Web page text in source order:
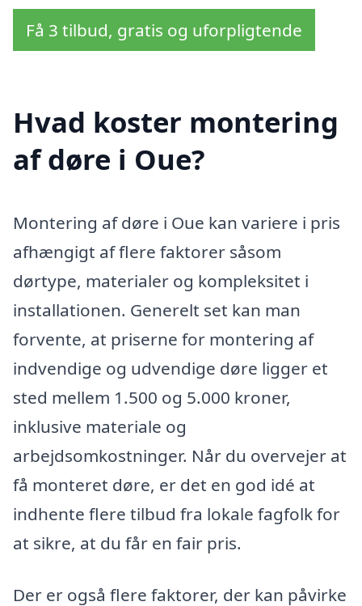
Få 3 tilbud, gratis og uforpligtende
Hvad koster montering
af døre i Oue?
Montering af døre i Oue kan variere i pris
afhængigt af flere faktorer såsom
dørtype, materialer og kompleksitet i
installationen. Generelt set kan man
forvente, at priserne for montering af
indvendige og udvendige døre ligger et
sted mellem 1.500 og 5.000 kroner,
inklusive materiale og
arbejdsomkostninger. Når du overvejer at
få monteret døre, er det en god idé at
indhente flere tilbud fra lokale fagfolk for
at sikre, at du får en fair pris.
Der er også flere faktorer, der kan påvirke